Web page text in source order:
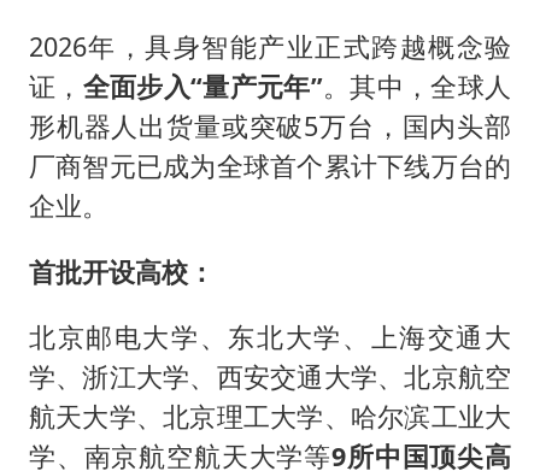
2026年，具身智能产业正式跨越概念验
证， 全面步入“量产元年”。其中，全球人
形机器人出货量或突破5万台，国内头部
厂商智元已成为全球首个累计下线万台的
企业。
首批开设高校：
北京邮电大学、东北大学、上海交通大
学、浙江大学、西安交通大学、北京航空
航天大学、北京理工大学、哈尔滨工业大
学、南京航空航天大学等9所中国顶尖高